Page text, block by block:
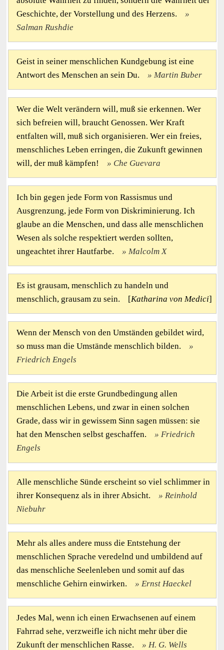
Geschichte, der Vorstellung und des Herzens.
Salman Rushdie
Geist in seiner menschlichen Kundgebung ist eine
Antwort des Menschen an sein Du.
Martin Buber
Wer die Welt verändern will, muß sie erkennen. Wer
sich befreien will, braucht Genossen. Wer Kraft
entfalten will, muß sich organisieren. Wer ein freies,
menschliches Leben erringen, die Zukunft gewinnen
will, der muß kämpfen!
Che Guevara
Ich bin gegen jede Form von Rassismus und
Ausgrenzung, jede Form von Diskriminierung. Ich
glaube an die Menschen, und dass alle menschlichen
Wesen als solche respektiert werden sollten,
ungeachtet ihrer Hautfarbe.
Malcolm X
Es ist grausam, menschlich zu handeln und
menschlich, grausam zu sein. [Katharina von Medici]
Wenn der Mensch von den Umständen gebildet wird,
so muss man die Umstände menschlich bilden.
Friedrich Engels
Die Arbeit ist die erste Grundbedingung allen
menschlichen Lebens, und zwar in einen solchen
Grade, dass wir in gewissem Sinn sagen müssen: sie
hat den Menschen selbst geschaffen.
Friedrich
Engels
Alle menschliche Sünde erscheint so viel schlimmer in
ihrer Konsequenz als in ihrer Absicht.
Reinhold
Niebuhr
Mehr als alles andere muss die Entstehung der
menschlichen Sprache veredelnd und umbildend auf
das menschliche Seelenleben und somit auf das
menschliche Gehirn einwirken.
Ernst Haeckel
Jedes Mal, wenn ich einen Erwachsenen auf einem
Fahrrad sehe, verzweifle ich nicht mehr über die
Zukunft der menschlichen Rasse.
H. G. Wells